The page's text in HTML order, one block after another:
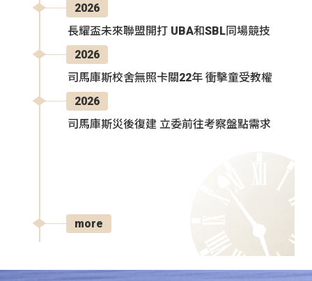
2026
長耀盃未來聯盟開打 UBA和SBL同場競技
2026
司馬庫斯校舍無照卡關22年 衝擊童受教權
2026
司馬庫斯災後復建 立委前往考察盤點需求
more